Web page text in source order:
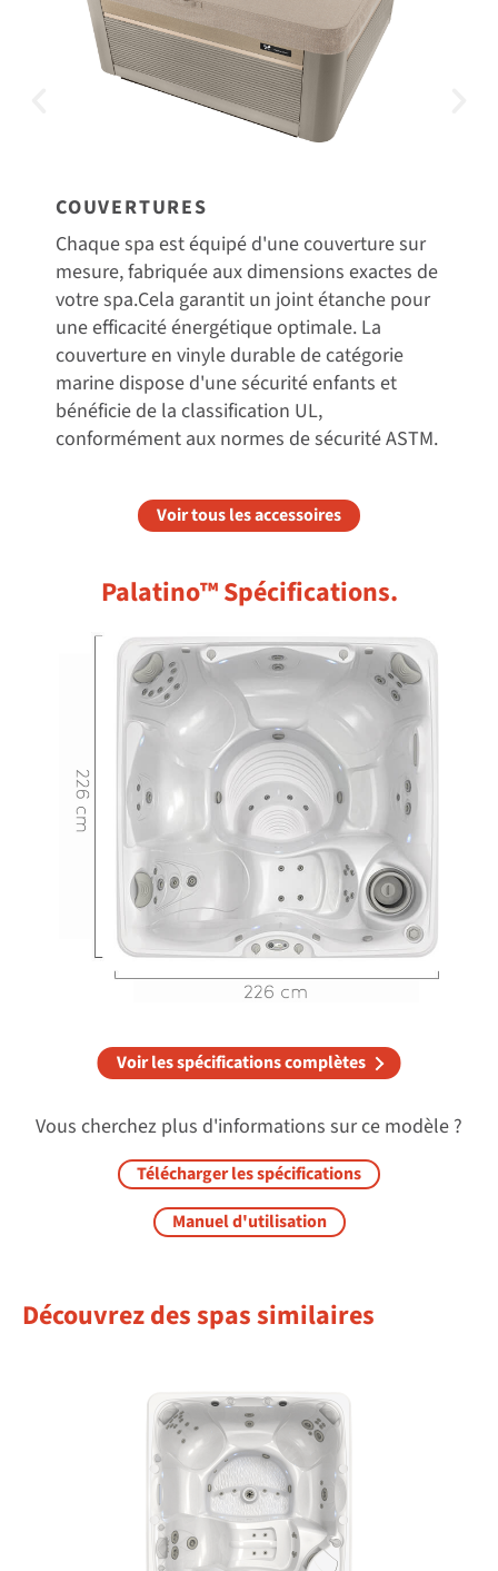
COUVERTURES
Chaque spa est équipé d'une couverture sur
mesure, fabriquée aux dimensions exactes de
votre spa.Cela garantit un joint étanche pour
une efficacité énergétique optimale. La
couverture en vinyle durable de catégorie
marine dispose d'une sécurité enfants et
bénéficie de la classification UL,
conformément aux normes de sécurité ASTM.
Voir tous les accessoires
Palatino™ Spécifications.
Voir les spécifications complètes
Vous cherchez plus d'informations sur ce modèle ?
Télécharger les spécifications
Manuel d'utilisation
Découvrez des spas similaires